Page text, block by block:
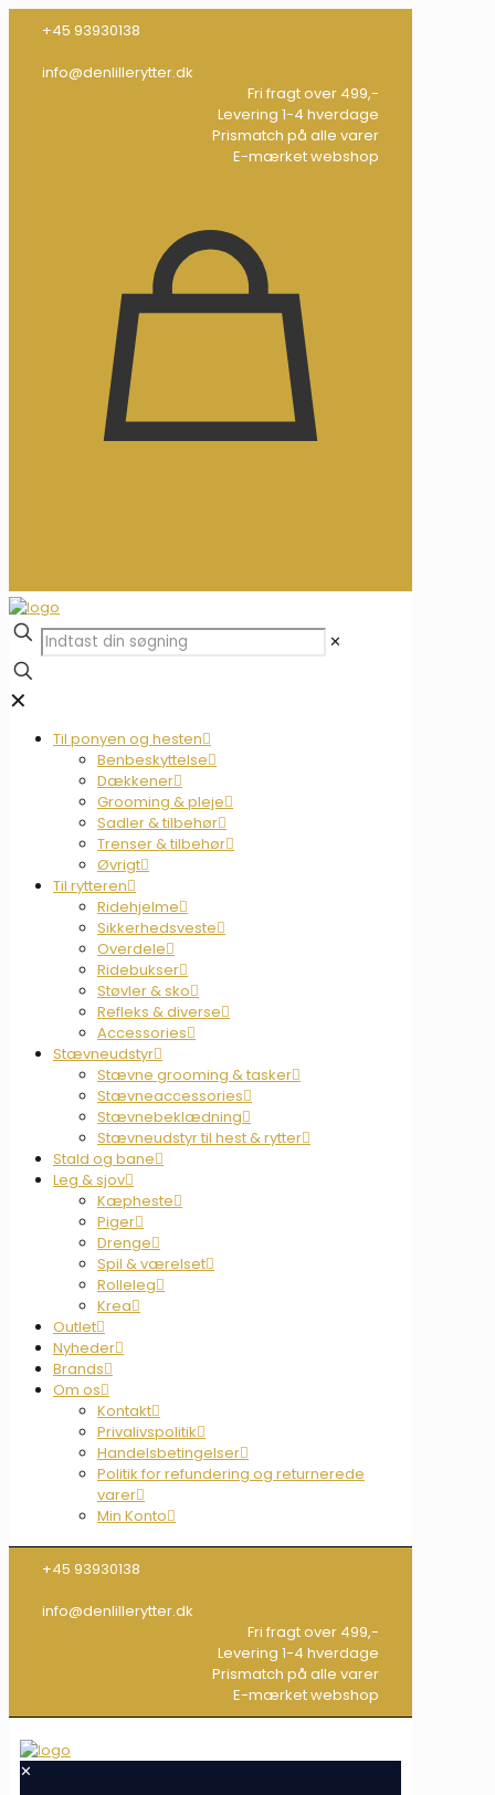
+45 93930138
info@denlillerytter.dk
Fri fragt over 499,-
Levering 1-4 hverdage
Prismatch på alle varer
E-mærket webshop
✕
✕
Til ponyen og hesten
Benbeskyttelse
Dækkener
Grooming & pleje
Sadler & tilbehør
Trenser & tilbehør
Øvrigt
Til rytteren
Ridehjelme
Sikkerhedsveste
Overdele
Ridebukser
Støvler & sko
Refleks & diverse
Accessories
Stævneudstyr
Stævne grooming & tasker
Stævneaccessories
Stævnebeklædning
Stævneudstyr til hest & rytter
Stald og bane
Leg & sjov
Kæpheste
Piger
Drenge
Spil & værelset
Rolleleg
Krea
Outlet
Nyheder
Brands
Om os
Kontakt
Privalivspolitik
Handelsbetingelser
Politik for refundering og returnerede
varer
Min Konto
+45 93930138
info@denlillerytter.dk
Fri fragt over 499,-
Levering 1-4 hverdage
Prismatch på alle varer
E-mærket webshop
✕